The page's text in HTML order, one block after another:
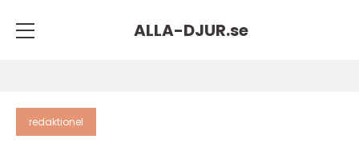
ALLA-DJUR.se
redaktionel